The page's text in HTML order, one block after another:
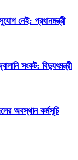
নেই: প্রধানমন্ত্রী
সংকট: বিদ্যুৎমন্ত্রী
অবস্থান কর্মসূচি